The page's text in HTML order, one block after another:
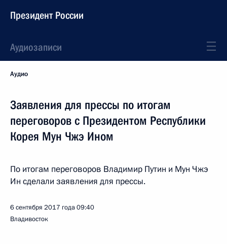
Президент России
Аудиозаписи
Аудио
Заявления для прессы по итогам
переговоров с Президентом Республики
Корея Мун Чжэ Ином
По итогам переговоров Владимир Путин и Мун Чжэ
Ин сделали заявления для прессы.
6 сентября 2017 года09:40
Владивосток